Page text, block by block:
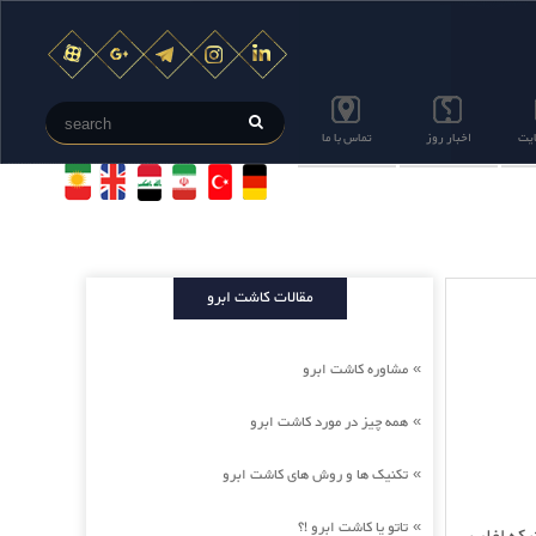
اخبار روز تماس با ما
مقالات کاشت ابرو
» مشاوره کاشت ابرو
» همه چیز در مورد کاشت ابرو
» تکنیک ها و روش های کاشت ابرو
» تاتو یا کاشت ابرو !؟